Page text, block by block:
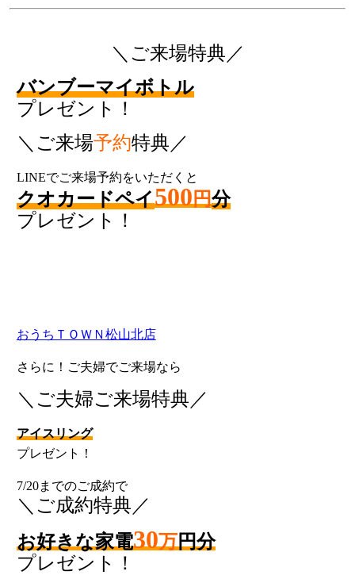
＼ご来場特典／
バンブーマイボトル
プレゼント！
＼ご来場予約特典／
LINEでご来場予約をいただくと
クオカードペイ500円分
プレゼント！
おうちＴＯＷＮ松山北店
さらに！ご夫婦でご来場なら
＼ご夫婦ご来場特典／
アイスリング
プレゼント！
7/20までのご成約で
＼ご成約特典／
お好きな家電30万円分
プレゼント！